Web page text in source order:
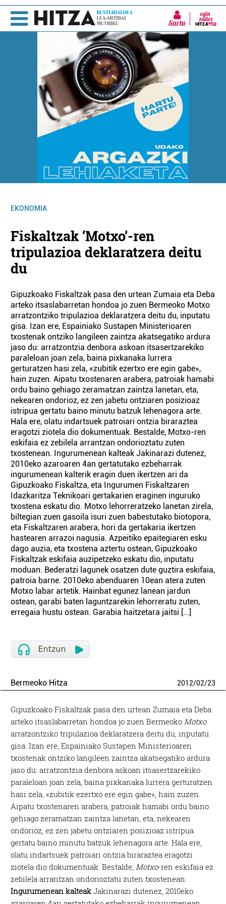
Sartu
EKONOMIA
Fiskaltzak ‘Motxo’-ren
tripulazioa deklaratzera deitu
du
Gipuzkoako Fiskaltzak pasa den urtean Zumaia eta Deba
arteko itsaslabarretan hondoa jo zuen Bermeoko Motxo
arratzontziko tripulazioa deklaratzera deitu du, inputatu
gisa. Izan ere, Espainiako Sustapen Ministerioaren
txostenak ontziko langileen zaintza akatsegatiko ardura
jaso du: arratzontzia denbora askoan itsasertzarekiko
paraleloan joan zela, baina pixkanaka lurrera
gerturatzen hasi zela, «zubitik ezertxo ere egin gabe»,
hain zuzen. Aipatu txostenaren arabera, patroiak hamabi
ordu baino gehiago zeramatzan zaintza lanetan, eta,
nekearen ondorioz, ez zen jabetu ontziaren posizioaz
istripua gertatu baino minutu batzuk lehenagora arte.
Hala ere, olatu indartsuek patroiari ontzia biraraztea
eragotzi ziotela dio dokumentuak. Bestalde, Motxo-ren
eskifaia ez zebilela arrantzan ondorioztatu zuten
txostenean. Ingurumenean kalteak Jakinarazi dutenez,
2010eko azaroaren 4an gertatutako ezbeharrak
ingurumenean kalterik eragin duen ikertzen ari da
Gipuzkoako Fiskaltza, eta Ingurumen Fiskaltzaren
Idazkaritza Teknikoari gertakarien eraginen inguruko
txostena eskatu dio. Motxo lehorreratzeko lanetan zirela,
biltegian zuen gasoila isuri zuen babestutako biotopora,
eta Fiskaltzaren arabera, hori da gertakaria ikertzen
hastearen arrazoi nagusia. Azpeitiko epaitegiaren esku
dago auzia, eta txostena aztertu ostean, Gipuzkoako
Fiskaltzak eskifaia auzipetzeko eskatu dio, inputatu
moduan. Bederatzi lagunek osatzen dute guztira eskifaia,
patroia barne. 2010eko abenduaren 10ean atera zuten
Motxo labar artetik. Hainbat egunez lanean jardun
ostean, garabi baten laguntzarekin lehorreratu zuten,
erregaia hustu ostean. Garabia haitzetara jaitsi [...]
Bermeoko Hitza 2012/02/23
Gipuzkoako Fiskaltzak pasa den urtean Zumaia eta Deba
arteko itsaslabarretan hondoa jo zuen BermeokoMotxo
arratzontziko tripulazioa deklaratzera deitu du, inputatu
gisa. Izan ere, Espainiako Sustapen Ministerioaren
txostenak ontziko langileen zaintza akatsegatiko ardura
jaso du: arratzontzia denbora askoan itsasertzarekiko
paraleloan joan zela, baina pixkanaka lurrera gerturatzen
hasi zela, «zubitik ezertxo ere egin gabe», hain zuzen.
Aipatu txostenaren arabera, patroiak hamabi ordu baino
gehiago zeramatzan zaintza lanetan, eta, nekearen
ondorioz, ez zen jabetu ontziaren posizioaz istripua
gertatu baino minutu batzuk lehenagora arte. Hala ere,
olatu indartsuek patroiari ontzia biraraztea eragotzi
ziotela dio dokumentuak. Bestalde,Motxo-ren eskifaia ez
zebilela arrantzan ondorioztatu zuten txostenean.
Ingurumenean kalteak Jakinarazi dutenez, 2010eko